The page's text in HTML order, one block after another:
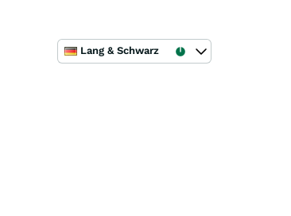
Lang & Schwarz